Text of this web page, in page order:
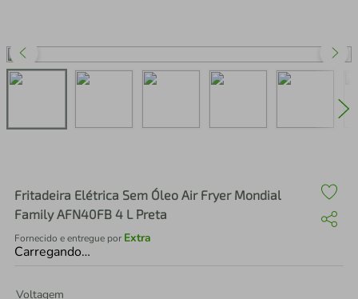
Fritadeira Elétrica Sem Óleo Air Fryer Mondial
Family AFN40FB 4 L Preta
Fornecido e entregue por Extra
Carregando…
Voltagem
perfume